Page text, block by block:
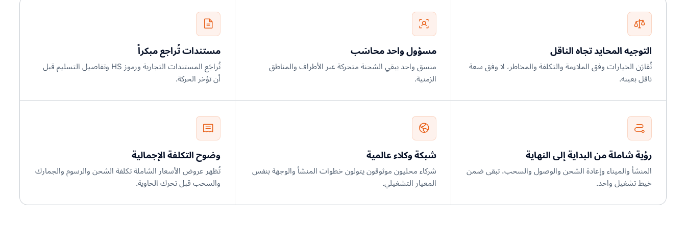
التوجيه المحايد تجاه الناقل
تُقارَن الخيارات وفق الملاءمة والتكلفة والمخاطر، لا وفق سعة
ناقل بعينه.
مسؤول واحد محاسَب
منسق واحد يبقي الشحنة متحركة عبر الأطراف والمناطق
الزمنية.
مستندات تُراجع مبكراً
تُراجَع المستندات التجارية ورموز HS وتفاصيل التسليم قبل
أن تؤخر الحركة.
رؤية شاملة من البداية إلى النهاية
المنشأ والميناء وإعادة الشحن والوصول والسحب، تبقى ضمن
خيط تشغيل واحد.
شبكة وكلاء عالمية
شركاء محليون موثوقون يتولون خطوات المنشأ والوجهة بنفس
المعيار التشغيلي.
وضوح التكلفة الإجمالية
تُظهر عروض الأسعار الشاملة تكلفة الشحن والرسوم والجمارك
والسحب قبل تحرك الحاوية.